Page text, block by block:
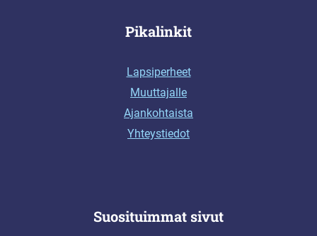
Pikalinkit
Lapsiperheet
Muuttajalle
Ajankohtaista
Yhteystiedot
Suosituimmat sivut